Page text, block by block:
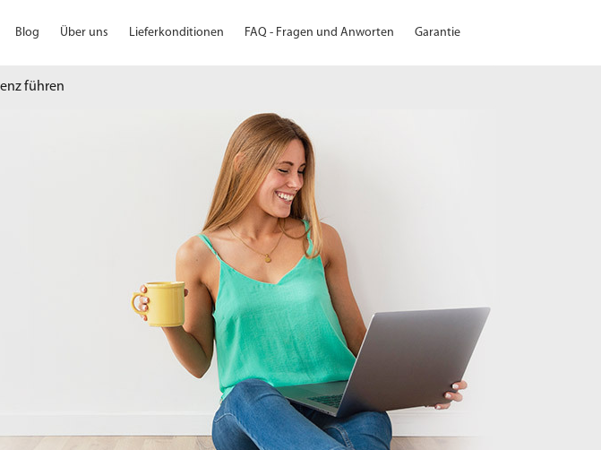
Blog Über uns Lieferkonditionen FAQ - Fragen und Anworten Garantie
führen